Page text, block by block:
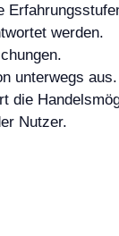
werden.
unterwegs aus.
die
Nutzer.